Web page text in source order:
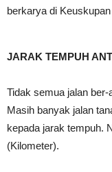
berkarya di
JARAK TEMPUH
Tidak semua jalan
Masih banyak jalan
kepada jarak tempuh.
(Kilometer).